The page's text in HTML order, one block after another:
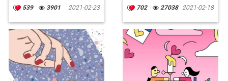
аргууд
539 3901 2021-02-23 702 27038 2021-02-18